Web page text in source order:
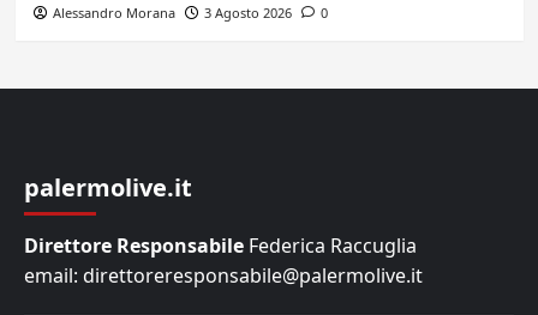
Alessandro Morana 3 Agosto 2026 0
palermolive.it
Direttore Responsabile Federica Raccuglia
email: direttoreresponsabile@palermolive.it